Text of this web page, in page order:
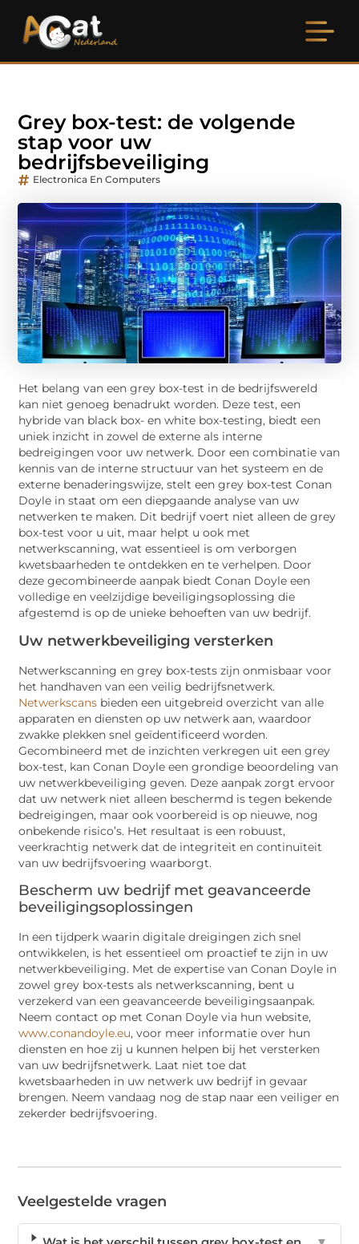
Grey box-test: de volgende
stap voor uw
bedrijfsbeveiliging
Electronica En Computers
Het belang van een grey box-test in de bedrijfswereld
kan niet genoeg benadrukt worden. Deze test, een
hybride van black box- en white box-testing, biedt een
uniek inzicht in zowel de externe als interne
bedreigingen voor uw netwerk. Door een combinatie van
kennis van de interne structuur van het systeem en de
externe benaderingswijze, stelt een grey box-test Conan
Doyle in staat om een diepgaande analyse van uw
netwerken te maken. Dit bedrijf voert niet alleen de grey
box-test voor u uit, maar helpt u ook met
netwerkscanning, wat essentieel is om verborgen
kwetsbaarheden te ontdekken en te verhelpen. Door
deze gecombineerde aanpak biedt Conan Doyle een
volledige en veelzijdige beveiligingsoplossing die
afgestemd is op de unieke behoeften van uw bedrijf.
Uw netwerkbeveiliging versterken
Netwerkscanning en grey box-tests zijn onmisbaar voor
het handhaven van een veilig bedrijfsnetwerk.
Netwerkscans bieden een uitgebreid overzicht van alle
apparaten en diensten op uw netwerk aan, waardoor
zwakke plekken snel geïdentificeerd worden.
Gecombineerd met de inzichten verkregen uit een grey
box-test, kan Conan Doyle een grondige beoordeling van
uw netwerkbeveiliging geven. Deze aanpak zorgt ervoor
dat uw netwerk niet alleen beschermd is tegen bekende
bedreigingen, maar ook voorbereid is op nieuwe, nog
onbekende risico’s. Het resultaat is een robuust,
veerkrachtig netwerk dat de integriteit en continuïteit
van uw bedrijfsvoering waarborgt.
Bescherm uw bedrijf met geavanceerde
beveiligingsoplossingen
In een tijdperk waarin digitale dreigingen zich snel
ontwikkelen, is het essentieel om proactief te zijn in uw
netwerkbeveiliging. Met de expertise van Conan Doyle in
zowel grey box-tests als netwerkscanning, bent u
verzekerd van een geavanceerde beveiligingsaanpak.
Neem contact op met Conan Doyle via hun website,
www.conandoyle.eu, voor meer informatie over hun
diensten en hoe zij u kunnen helpen bij het versterken
van uw bedrijfsnetwerk. Laat niet toe dat
kwetsbaarheden in uw netwerk uw bedrijf in gevaar
brengen. Neem vandaag nog de stap naar een veiliger en
zekerder bedrijfsvoering.
Veelgestelde vragen